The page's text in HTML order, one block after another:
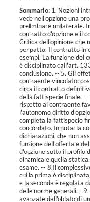
Sommario:1. Nozioni
vede nell'opzione una
preliminare unilaterale.
contratto d'opzione e il
Critica dell'opinione che
per patto. Il contratto in
esempi. La funzione del
è disciplinato dall'art.
conclusione. -- 5. Gli
contraente vincolato:
circa il contratto
della fattispecie finale.
rispetto al contraente
l'autonomo diritto
completa la fattispecie
concordato. In nota: la
dichiarazioni, che non
funzione dell'offerta e
d'opzione sotto il profilo
dinamica e quella
esame. -- 8.Il
cui la prima è
e la seconda è regolata
delle norme generali. -
avanzate dall'oblato di